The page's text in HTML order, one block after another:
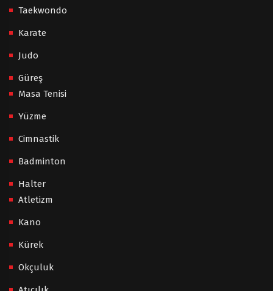
Taekwondo
Karate
Judo
Güreş
Masa Tenisi
Yüzme
Cimnastik
Badminton
Halter
Atletizm
Kano
Kürek
Okçuluk